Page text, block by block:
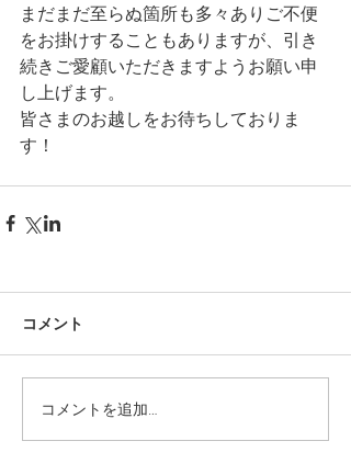
まだまだ至らぬ箇所も多々ありご不便
をお掛けすることもありますが、引き
続きご愛顧いただきますようお願い申
し上げます。
皆さまのお越しをお待ちしておりま
す！﻿﻿
コメント
コメントを追加…